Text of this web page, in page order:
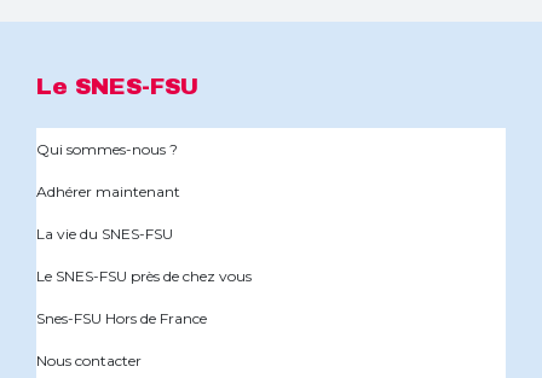
Le SNES-FSU
Qui sommes-nous ?
Adhérer maintenant
La vie du SNES-FSU
Le SNES-FSU près de chez vous
Snes-FSU Hors de France
Nous contacter